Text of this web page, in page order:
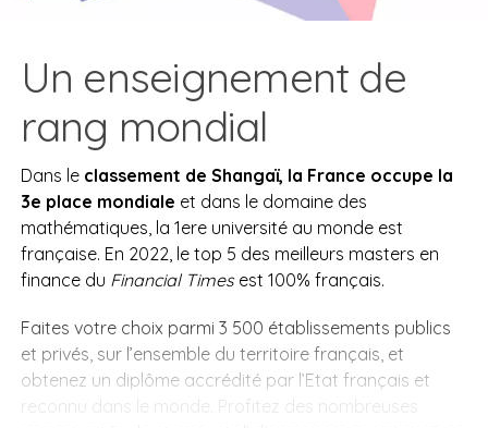
Un enseignement de
rang mondial
Dans le classement de Shangaï, la France occupe la
3e place mondiale et dans le domaine des
mathématiques, la 1ere université au monde est
française. En 2022, le top 5 des meilleurs masters en
finance du Financial Timesest 100% français.
Faites votre choix parmi 3 500 établissements publics
et privés, sur l’ensemble du territoire français, et
obtenez un diplôme accrédité par l’Etat français et
reconnu dans le monde. Profitez des nombreuses